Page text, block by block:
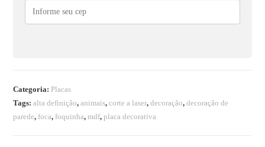
Categoria: Placas
Tags:alta definição,animais,corte a laser,decoração,decoração de
parede, foca, foquinha,mdf,placa decorativa